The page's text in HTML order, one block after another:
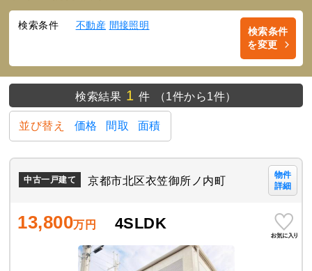
検索条件 不動産 間接照明
検索条件
を変更
検索結果 1 件 （1件から1件）
並び替え 価格 間取 面積
中古一戸建て 京都市北区衣笠御所ノ内町
物件
詳細
13,800万円 4SLDK